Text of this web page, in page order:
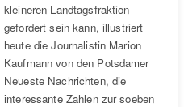
kleineren Landtagsfraktion
gefordert sein kann, illustriert
heute die Journalistin Marion
Kaufmann von den Potsdamer
Neueste Nachrichten, die
interessante Zahlen zur soeben